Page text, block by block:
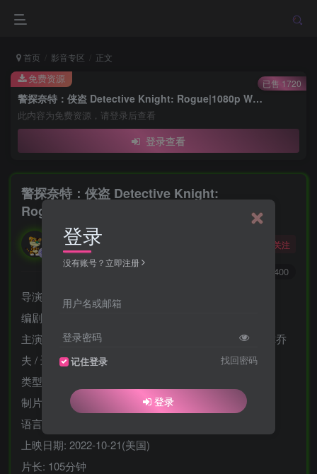
首页 影音专区 正文
警探奈特：侠盗 Detective Knight: Rogue|1080p WEBRip 杜比DD5.1
此内容为免费资源，请登录后查看
登录查看
免费资源 已售 1720
警探奈特：侠盗 Detective Knight:
Rogue|1080p WEBRip 杜比DD5.1
勇敢的大野狼
酒醒只在花前坐，酒醉还来花下眠。
关注
400
导演: 爱德华·德雷克
编剧: 爱德华·德雷克 / 科里·拉奇
主演: 布鲁斯·威利斯 / 洛奇林·莫罗 / 科里·拉奇 / 博·米尔乔
夫 / 迈克尔·艾克朗德 / 更多…
类型: 动作 / 惊悚
制片国家/地区: 美国
语言: 英语
上映日期: 2022-10-21(美国)
片长: 105分钟
登录
没有账号？立即注册
用户名或邮箱
登录密码
记住登录 找回密码
登录